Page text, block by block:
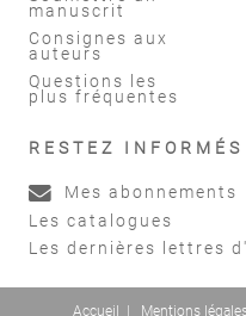
manuscrit
Consignes aux
auteurs
Questions les
plus fréquentes
RESTEZ INFORMÉS
Mes abonnements
Les catalogues
Les dernières lettres
Accueil Mentions